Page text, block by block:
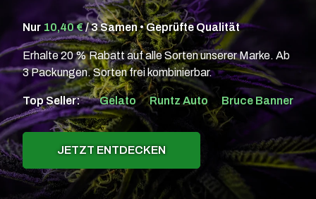
Nur 10,40 €/ 3 Samen • Geprüfte Qualität
Erhalte 20 % Rabatt auf alle Sorten unserer Marke. Ab
3 Packungen. Sorten frei kombinierbar.
Top Seller: Gelato Runtz Auto Bruce Banner
JETZT ENTDECKEN